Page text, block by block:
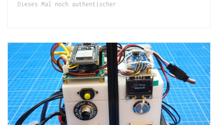
Dieses Mal noch authentischer